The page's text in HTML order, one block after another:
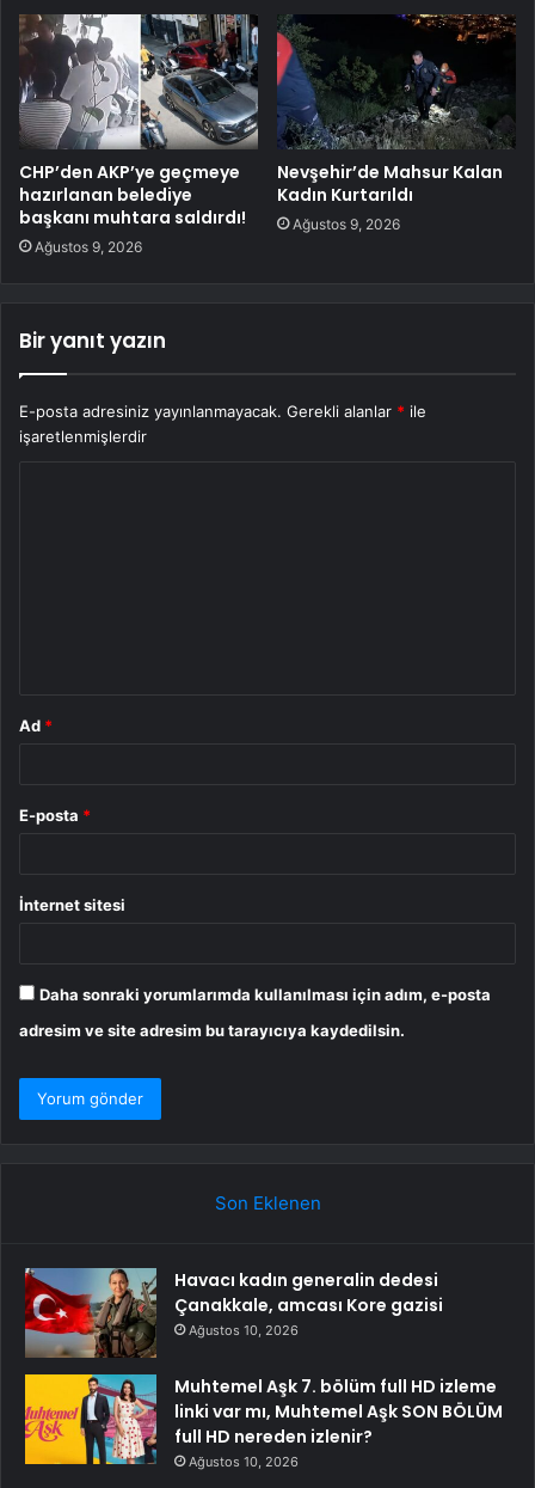
CHP’den AKP’ye geçmeye
hazırlanan belediye
başkanı muhtara saldırdı!
Ağustos 9, 2026
Nevşehir’de Mahsur Kalan
Kadın Kurtarıldı
Ağustos 9, 2026
Bir yanıt yazın
E-posta adresiniz yayınlanmayacak. Gerekli alanlar * ile
işaretlenmişlerdir
Ad *
E-posta *
İnternet sitesi
Daha sonraki yorumlarımda kullanılması için adım, e-posta
adresim ve site adresim bu tarayıcıya kaydedilsin.
Son Eklenen
Havacı kadın generalin dedesi
Çanakkale, amcası Kore gazisi
Ağustos 10, 2026
Muhtemel Aşk 7. bölüm full HD izleme
linki var mı, Muhtemel Aşk SON BÖLÜM
full HD nereden izlenir?
Ağustos 10, 2026